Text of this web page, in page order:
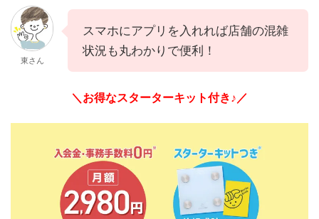
東さん
スマホにアプリを入れれば店舗の混雑
状況も丸わかりで便利！
＼お得なスターターキット付き♪／